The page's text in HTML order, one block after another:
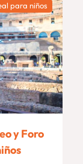
para niños
y Foro